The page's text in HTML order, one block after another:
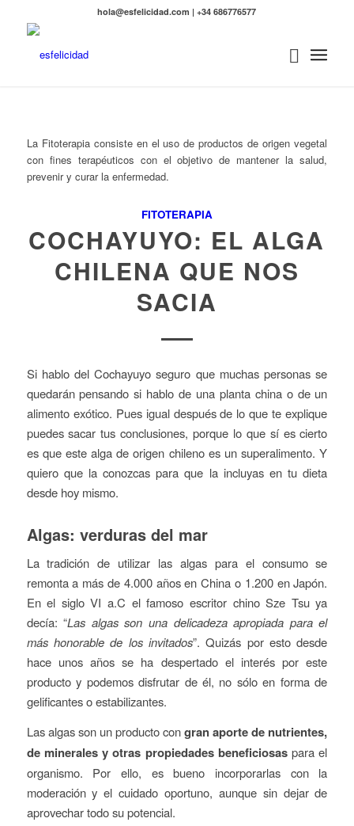
hola@esfelicidad.com | +34 686776577
La Fitoterapia consiste en el uso de productos de origen vegetal
con fines terapéuticos con el objetivo de mantener la salud,
prevenir y curar la enfermedad.
FITOTERAPIA
COCHAYUYO: EL ALGA
CHILENA QUE NOS
SACIA
Si hablo del Cochayuyo seguro que muchas personas se
quedarán pensando si hablo de una planta china o de un
alimento exótico. Pues igual después de lo que te explique
puedes sacar tus conclusiones, porque lo que sí es cierto
es que este alga de origen chileno es un superalimento. Y
quiero que la conozcas para que la incluyas en tu dieta
desde hoy mismo.
Algas: verduras del mar
La tradición de utilizar las algas para el consumo se
remonta a más de 4.000 años en China o 1.200 en Japón.
En el siglo VI a.C el famoso escritor chino Sze Tsu ya
decía: “Las algas son una delicadeza apropiada para el
más honorable de los invitados”. Quizás por esto desde
hace unos años se ha despertado el interés por este
producto y podemos disfrutar de él, no sólo en forma de
gelificantes o estabilizantes.
Las algas son un producto congran aporte de nutrientes,
de minerales y otras propiedades beneficiosaspara el
organismo. Por ello, es bueno incorporarlas con la
moderación y el cuidado oportuno, aunque sin dejar de
aprovechar todo su potencial.